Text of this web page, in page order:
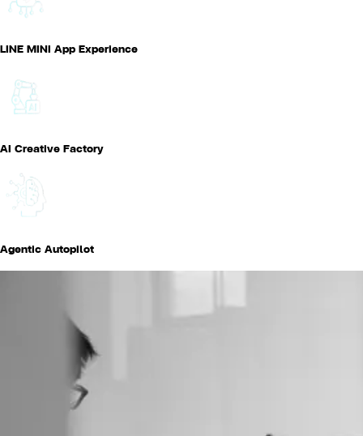
LINE MINI App Experience
AI Creative Factory
Agentic Autopilot